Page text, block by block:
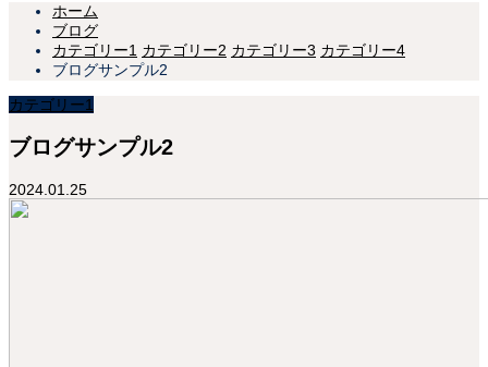
ホーム
ブログ
カテゴリー1 カテゴリー2 カテゴリー3 カテゴリー4
ブログサンプル2
カテゴリー1
ブログサンプル2
2024.01.25